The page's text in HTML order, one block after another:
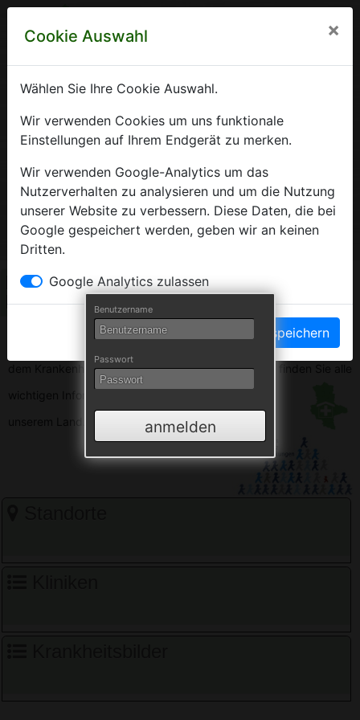
Krankenhausverzeichnis
Sachsen-Anhalt
Ein Service der Krankenhausgesellschaft Sachsen-Anhalt
e.V.
Herzlich Willkommen auf den Seiten der
Krankenhäuser Sachsen-Anhalts
Die Krankenhausgesellschaft Sachsen-Anhalt begrüßt Sie auf
dem Krankenhausverzeichnis Sachsen-Anhalt. Hier finden Sie alle
Benutzername
Passwort
anmelden
Cookie Auswahl ×
Wählen Sie Ihre Cookie Auswahl.
Wir verwenden Cookies um uns funktionale
Einstellungen auf Ihrem Endgerät zu merken.
Wir verwenden Google-Analytics um das
Nutzerverhalten zu analysieren und um die Nutzung
unserer Website zu verbessern. Diese Daten, die bei
Google gespeichert werden, geben wir an keinen
Dritten.
Google Analytics zulassen
Einstellungen speichern